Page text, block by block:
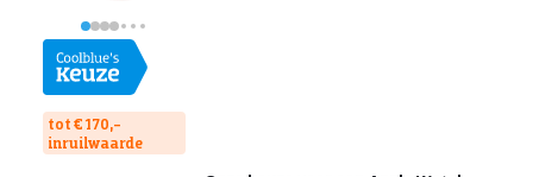
tot € 170,-
inruilwaarde